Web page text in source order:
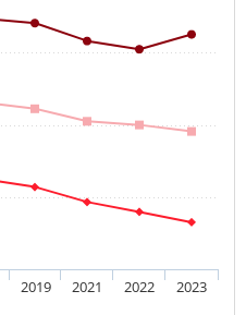
2019 2021 2022 2023